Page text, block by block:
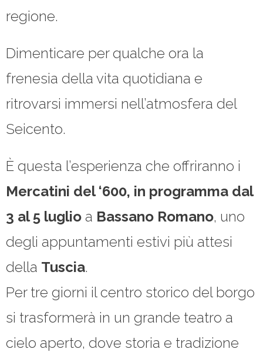
regione.
Dimenticare per qualche ora la
frenesia della vita quotidiana e
ritrovarsi immersi nell’atmosfera del
Seicento.
È questa l’esperienza che offriranno i
Mercatini del ‘600, in programma dal
3 al 5 luglio a Bassano Romano, uno
degli appuntamenti estivi più attesi
della Tuscia.
Per tre giorni il centro storico del borgo
si trasformerà in un grande teatro a
cielo aperto, dove storia e tradizione